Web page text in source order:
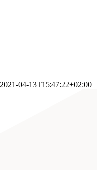
2021-04-13T15:47:22+02:00